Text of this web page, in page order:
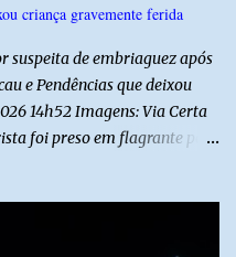
criança gravemente ferida
suspeita de embriaguez após
e Pendências que deixou
14h52 Imagens: Via Certa
foi preso em flagrante por